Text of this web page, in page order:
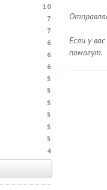
10
7
7
6
6
6
5
5
5
5
5
5
4
Если у
помогут.